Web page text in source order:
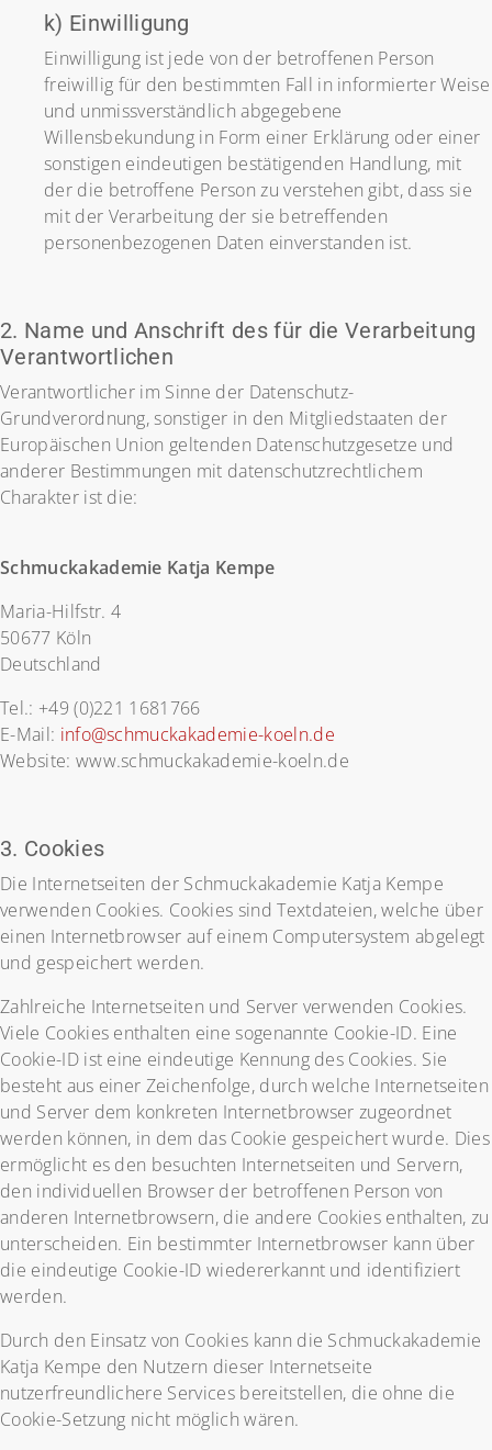
k) Einwilligung
Einwilligung ist jede von der betroffenen Person
freiwillig für den bestimmten Fall in informierter Weise
und unmissverständlich abgegebene
Willensbekundung in Form einer Erklärung oder einer
sonstigen eindeutigen bestätigenden Handlung, mit
der die betroffene Person zu verstehen gibt, dass sie
mit der Verarbeitung der sie betreffenden
personenbezogenen Daten einverstanden ist.
2. Name und Anschrift des für die Verarbeitung
Verantwortlichen
Verantwortlicher im Sinne der Datenschutz-
Grundverordnung, sonstiger in den Mitgliedstaaten der
Europäischen Union geltenden Datenschutzgesetze und
anderer Bestimmungen mit datenschutzrechtlichem
Charakter ist die:
Schmuckakademie Katja Kempe
Maria-Hilfstr. 4
50677 Köln
Deutschland
Tel.: +49 (0)221 1681766
E-Mail: info@schmuckakademie-koeln.de
Website: www.schmuckakademie-koeln.de
3. Cookies
Die Internetseiten der Schmuckakademie Katja Kempe
verwenden Cookies. Cookies sind Textdateien, welche über
einen Internetbrowser auf einem Computersystem abgelegt
und gespeichert werden.
Zahlreiche Internetseiten und Server verwenden Cookies.
Viele Cookies enthalten eine sogenannte Cookie-ID. Eine
Cookie-ID ist eine eindeutige Kennung des Cookies. Sie
besteht aus einer Zeichenfolge, durch welche Internetseiten
und Server dem konkreten Internetbrowser zugeordnet
werden können, in dem das Cookie gespeichert wurde. Dies
ermöglicht es den besuchten Internetseiten und Servern,
den individuellen Browser der betroffenen Person von
anderen Internetbrowsern, die andere Cookies enthalten, zu
unterscheiden. Ein bestimmter Internetbrowser kann über
die eindeutige Cookie-ID wiedererkannt und identifiziert
werden.
Durch den Einsatz von Cookies kann die Schmuckakademie
Katja Kempe den Nutzern dieser Internetseite
nutzerfreundlichere Services bereitstellen, die ohne die
Cookie-Setzung nicht möglich wären.